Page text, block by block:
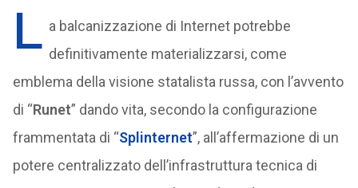
L a balcanizzazione di Internet potrebbe
definitivamente materializzarsi, come
emblema della visione statalista russa, con l’avvento
di “Runet” dando vita, secondo la configurazione
frammentata di “Splinternet”, all’affermazione di un
potere centralizzato dell’infrastruttura tecnica di